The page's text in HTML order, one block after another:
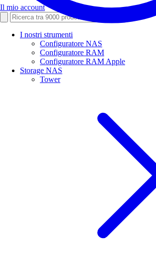
Il mio account
I nostri strumenti
Configuratore NAS
Configuratore RAM
Configuratore RAM Apple
Storage NAS
Tower